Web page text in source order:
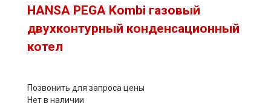
HANSA PEGA Kombi газовый
двухконтурный конденсационный
котел
Позвонить для запроса цены
Нет в наличии